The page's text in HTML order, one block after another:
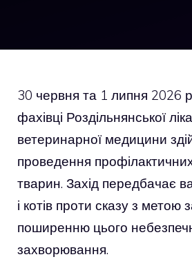
30 червня та 1 липня 2026
фахівці Роздільнянської
ветеринарної медицини
проведення
тварин. Захід передбачає
і котів проти сказу з метою
поширенню цього
захворювання.